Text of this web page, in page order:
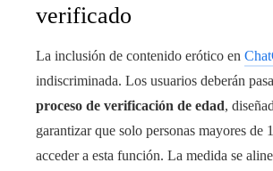
verificado
La inclusión de contenido erótico en
indiscriminada. Los usuarios deberán
proceso de verificación de edad,
garantizar que solo personas mayores de
acceder a esta función. La medida se